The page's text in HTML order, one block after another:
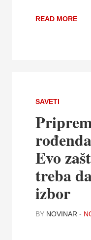
READ MORE
SAVETI
Evo
treba
izbor
BY NOVINAR -